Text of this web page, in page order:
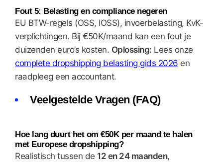
Fout 5: Belasting en compliance negeren
EU BTW-regels (OSS, IOSS), invoerbelasting, KvK-
verplichtingen. Bij €50K/maand kan een fout je
duizenden euro’s kosten. Oplossing: Lees onze
complete dropshipping belasting gids 2026 en
raadpleeg een accountant.
Veelgestelde Vragen (FAQ)
Hoe lang duurt het om €50K per maand te halen
met Europese dropshipping?
Realistisch tussen de 12 en 24 maanden,